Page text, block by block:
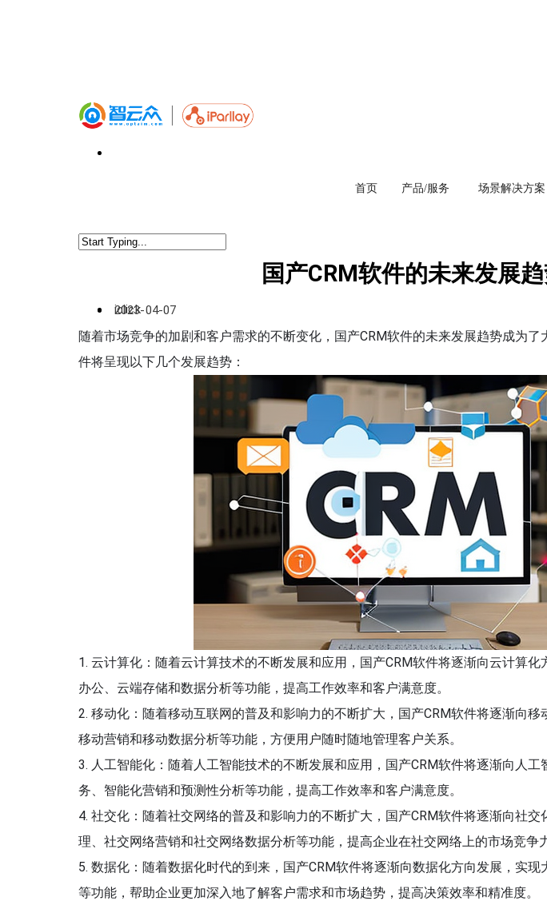
首页 产品/服务 场景解决方案
国产CRM软件的未来发展
iclick
2023-04-07
随着市场竞争的加剧和客户需求的不断变化，国产CRM软件的未来发展趋势成为
件将呈现以下几个发展趋势：
1. 云计算化：随着云计算技术的不断发展和应用，国产CRM软件将逐渐向云计算
办公、云端存储和数据分析等功能，提高工作效率和客户满意度。
2. 移动化：随着移动互联网的普及和影响力的不断扩大，国产CRM软件将逐渐向移
移动营销和移动数据分析等功能，方便用户随时随地管理客户关系。
3. 人工智能化：随着人工智能技术的不断发展和应用，国产CRM软件将逐渐向人
务、智能化营销和预测性分析等功能，提高工作效率和客户满意度。
4. 社交化：随着社交网络的普及和影响力的不断扩大，国产CRM软件将逐渐向社
理、社交网络营销和社交网络数据分析等功能，提高企业在社交网络上的市场竞争力
5. 数据化：随着数据化时代的到来，国产CRM软件将逐渐向数据化方向发展，实
等功能，帮助企业更加深入地了解客户需求和市场趋势，提高决策效率和精准度。